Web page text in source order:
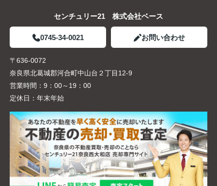
センチュリー21 株式会社ベース
0745-34-0021 お問い合わせ
〒636-0072
奈良県北葛城郡河合町中山台２丁目12-9
営業時間： 9：00～19：00
定休日： 年末年始